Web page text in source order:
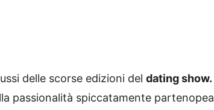
delle scorse edizioni del dating show.
passionalità spiccatamente partenopea